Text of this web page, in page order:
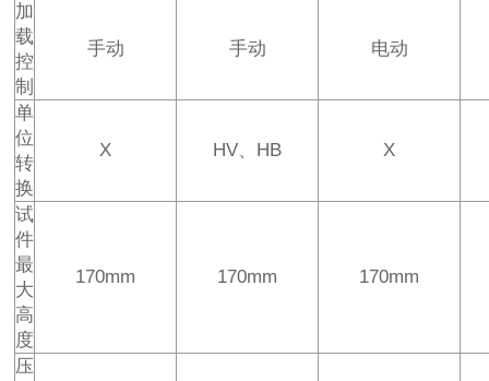
加
载
控
制
手动 手动 电动
单
位
转
换
X HV、HB X
试
件
最
大
高
度
170mm 170mm 170mm
压